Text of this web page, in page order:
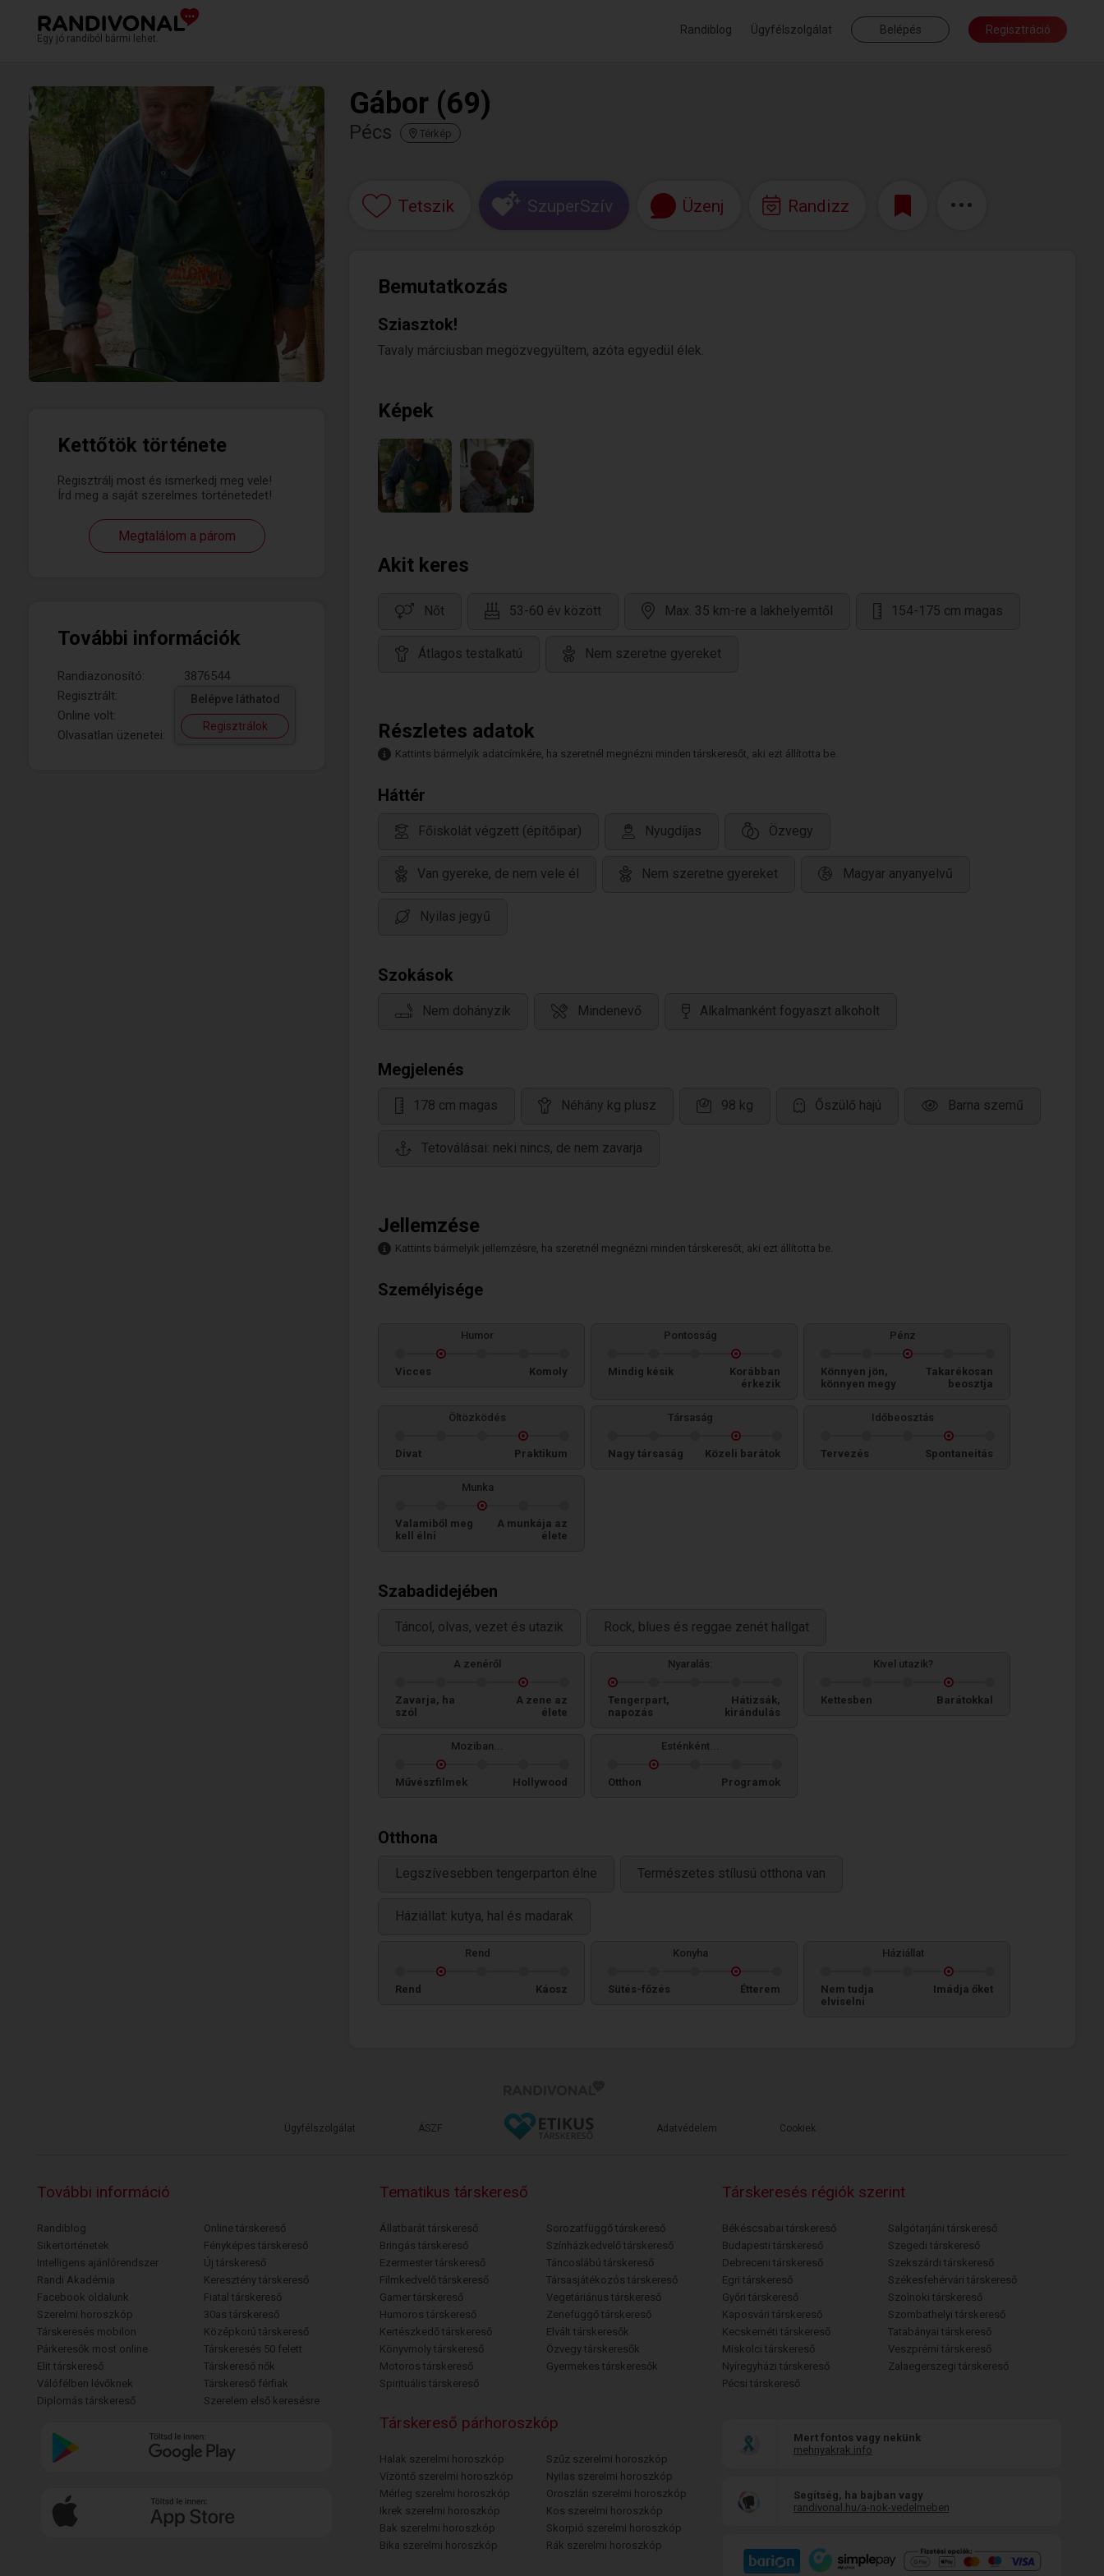
Egy jó randiból bármi lehet.
Randiblog Ügyfélszolgálat Belépés Regisztráció
Kettőtök története
Regisztrálj most és ismerkedj meg vele!
Írd meg a saját szerelmes történetedet!
Megtalálom a párom
További információk
Randiazonosító:
3876544
Regisztrált:
Online volt:
Olvasatlan üzenetei:
Belépve láthatod
Regisztrálok
Gábor (69)
Pécs Térkép
Tetszik SzuperSzív Üzenj Randizz
Bemutatkozás
Sziasztok!
Tavaly márciusban megözvegyültem, azóta egyedül élek.
Képek
1
Akit keres
Nőt 53-60 év között Max. 35 km-re a lakhelyemtől 154-175 cm magas
Átlagos testalkatú Nem szeretne gyereket
Részletes adatok
Kattints bármelyik adatcímkére, ha szeretnél megnézni minden társkeresőt, aki ezt állította be.
Háttér
Főiskolát végzett (építőipar) Nyugdíjas Özvegy
Van gyereke, de nem vele él Nem szeretne gyereket Magyar anyanyelvű
Nyilas jegyű
Szokások
Nem dohányzik Mindenevő Alkalmanként fogyaszt alkoholt
Megjelenés
178 cm magas Néhány kg plusz 98 kg Őszülő hajú Barna szemű
Tetoválásai: neki nincs, de nem zavarja
Jellemzése
Kattints bármelyik jellemzésre, ha szeretnél megnézni minden társkeresőt, aki ezt állította be.
Személyisége
Humor
Vicces Komoly
Pontosság
Mindig késik
Korábban
érkezik
Pénz
Könnyen jön,
könnyen megy
Takarékosan
beosztja
Öltözködés
Divat Praktikum
Társaság
Nagy társaság Közeli barátok
Időbeosztás
Tervezés Spontaneitás
Munka
Valamiből meg
kell élni
A munkája az
élete
Szabadidejében
Táncol, olvas, vezet és utazik Rock, blues és reggae zenét hallgat
A zenéről
Zavarja, ha
szól
A zene az
élete
Nyaralás:
Tengerpart,
napozás
Hátizsák,
kirándulás
Kivel utazik?
Kettesben Barátokkal
Moziban...
Művészfilmek Hollywood
Esténként...
Otthon Programok
Otthona
Legszívesebben tengerparton élne Természetes stílusú otthona van
Háziállat: kutya, hal és madarak
Rend
Rend Káosz
Konyha
Sütés-főzés Étterem
Háziállat
Nem tudja
elviselni
Imádja őket
Ügyfélszolgálat ÁSZF Adatvédelem Cookiek
További információ
Randiblog
Sikertörténetek
Intelligens ajánlórendszer
Randi Akadémia
Facebook oldalunk
Szerelmi horoszkóp
Társkeresés mobilon
Párkeresők most online
Elit társkereső
Válófélben lévőknek
Diplomás társkereső
Online társkereső
Fényképes társkereső
Új társkereső
Keresztény társkereső
Fiatal társkereső
30as társkereső
Középkorú társkereső
Társkeresés 50 felett
Társkereső nők
Társkereső férfiak
Szerelem első keresésre
Tematikus társkereső
Állatbarát társkereső
Bringás társkereső
Ezermester társkereső
Filmkedvelő társkereső
Gamer társkereső
Humoros társkereső
Kertészkedő társkereső
Könyvmoly társkereső
Motoros társkereső
Spirituális társkereső
Sorozatfüggő társkereső
Színházkedvelő társkereső
Táncoslábú társkereső
Társasjátékozós társkereső
Vegetáriánus társkereső
Zenefüggő társkereső
Elvált társkeresők
Özvegy társkeresők
Gyermekes társkeresők
Társkeresés régiók szerint
Békéscsabai társkereső
Budapesti társkereső
Debreceni társkereső
Egri társkereső
Győri társkereső
Kaposvári társkereső
Kecskeméti társkereső
Miskolci társkereső
Nyíregyházi társkereső
Pécsi társkereső
Salgótarjáni társkereső
Szegedi társkereső
Szekszárdi társkereső
Székesfehérvári társkereső
Szolnoki társkereső
Szombathelyi társkereső
Tatabányai társkereső
Veszprémi társkereső
Zalaegerszegi társkereső
Társkereső párhoroszkóp
Halak szerelmi horoszkóp
Vízöntő szerelmi horoszkóp
Mérleg szerelmi horoszkóp
Ikrek szerelmi horoszkóp
Bak szerelmi horoszkóp
Bika szerelmi horoszkóp
Szűz szerelmi horoszkóp
Nyilas szerelmi horoszkóp
Oroszlán szerelmi horoszkóp
Kos szerelmi horoszkóp
Skorpió szerelmi horoszkóp
Rák szerelmi horoszkóp
Mert fontos vagy nekünk
mehnyakrak.info
Segítség, ha bajban vagy
randivonal.hu/a-nok-vedelmeben